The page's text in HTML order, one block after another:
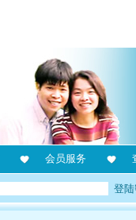
会员服务
登